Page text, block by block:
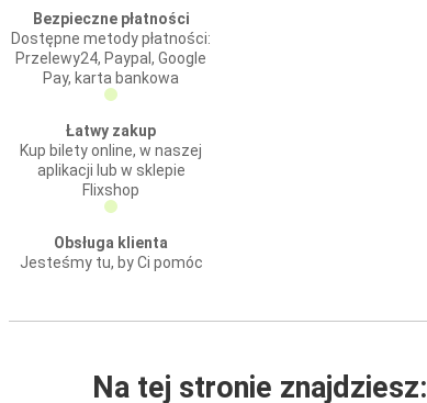
Bezpieczne płatności
Dostępne metody płatności:
Przelewy24, Paypal, Google
Pay, karta bankowa
Łatwy zakup
Kup bilety online, w naszej
aplikacji lub w sklepie
Flixshop
Obsługa klienta
Jesteśmy tu, by Ci pomóc
Na tej stronie znajdziesz: